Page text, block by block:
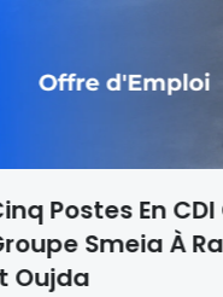
Oncorad
Journées
Ouvertes À